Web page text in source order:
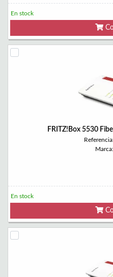
En stock
FRITZ!Box 5530
En stock